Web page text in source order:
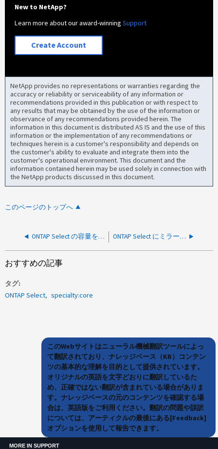
New to NetApp?
Learn more about our award-winningSupport
Create Account
NetApp provides no representations or warranties regarding the
accuracy or reliability or serviceability of any information or
recommendations provided in this publication or with respect to
any results that may be obtained by the use of the information or
observance of any recommendations provided herein. The
information in this document is distributed AS IS and the use of this
information or the implementation of any recommendations or
techniques herein is a customer's responsibility and depends on
the customer's ability to evaluate and integrate them into the
customer's operational environment. This document and the
information contained herein may be used solely in connection with
the NetApp products discussed in this document.
このページのトップへ
ONTAP Select の容量を追加できませんでした。エラーNodeVMNotFoundが発生しました ONTAP Select にミラーディスクを追加できませんでした：StorageAddFailed
おすすめの記事
タグ
ONTAP Select
specialty:core
このWebサイトはニューラル機械翻訳ツールによっ
て翻訳されており、ナレッジベース（KB）コンテン
ツの基本的な理解を目的として提供されています。
オリジナルの英語を文字どおりに翻訳しているた
め、正確ではない翻訳が含まれている場合がありま
す。ナレッジベースの元のコンテンツを確認する場
合は、英語版をご利用ください。翻訳の問題や誤訳
については、アーティクルの最後にある[Feedback]
オプションを使用して報告できます。
MORE IN SUPPORT